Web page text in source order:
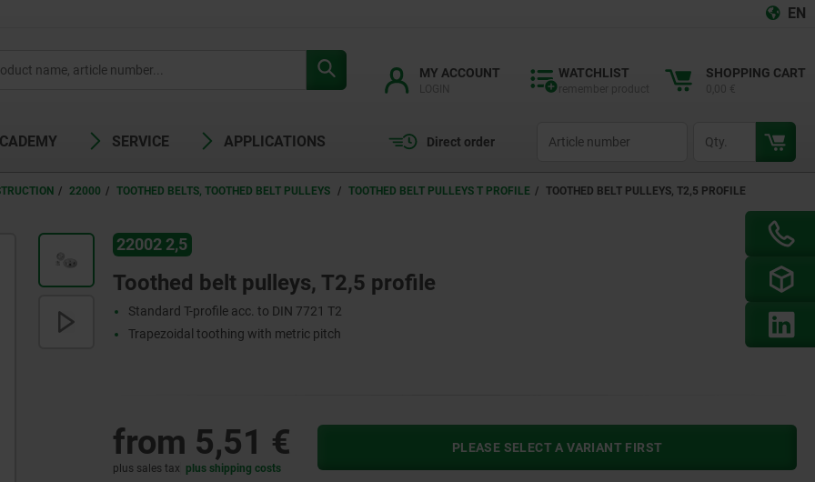
EN
MY ACCOUNT WATCHLIST SHOPPING CART
SERVICE APPLICATIONS Direct order
22000 TOOTHED BELTS, TOOTHED BELT PULLEYS TOOTHED BELT PULLEYS T PROFILE TOOTHED BELT PULLEYS, T2,5 PROFILE
22002 2,5
Toothed belt pulleys, T2,5 profile
Standard T-profile acc. to DIN 7721 T2
Trapezoidal toothing with metric pitch
from 5,51 €
plus sales tax plus shipping costs
PLEASE SELECT A VARIANT FIRST